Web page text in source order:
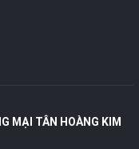
MẠI TÂN HOÀNG KIM